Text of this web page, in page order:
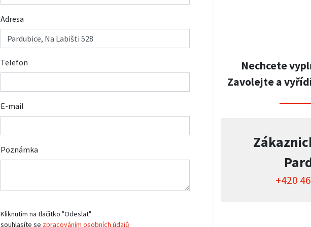
Adresa
Telefon
E-mail
Poznámka
Kliknutím na tlačítko "Odeslat"
souhlasíte se zpracováním osobních údajů
Nechcete
Zavolejte a
+420